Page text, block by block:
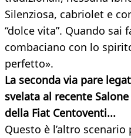
Silenziosa, cabriolet e
“dolce vita”. Quando sai
combaciano con lo
perfetto».
La seconda via pare
svelata al recente
della Fiat Centoventi...
Questo è l’altro